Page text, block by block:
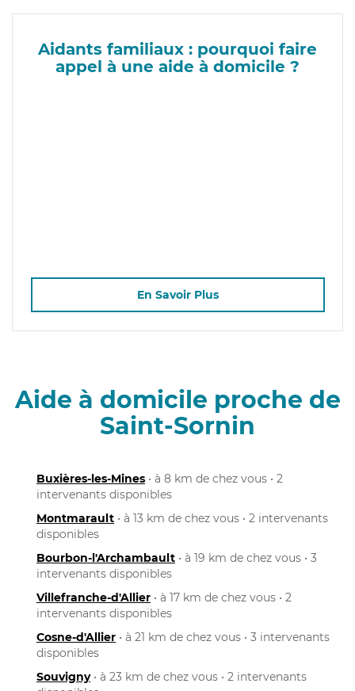
Aidants familiaux : pourquoi faire
appel à une aide à domicile ?
En Savoir Plus
Aide à domicile proche de
Saint-Sornin
Buxières-les-Mines • à 8 km de chez vous • 2
intervenants disponibles
Montmarault • à 13 km de chez vous • 2 intervenants
disponibles
Bourbon-l'Archambault • à 19 km de chez vous • 3
intervenants disponibles
Villefranche-d'Allier • à 17 km de chez vous • 2
intervenants disponibles
Cosne-d'Allier • à 21 km de chez vous • 3 intervenants
disponibles
Souvigny• à 23 km de chez vous • 2 intervenants